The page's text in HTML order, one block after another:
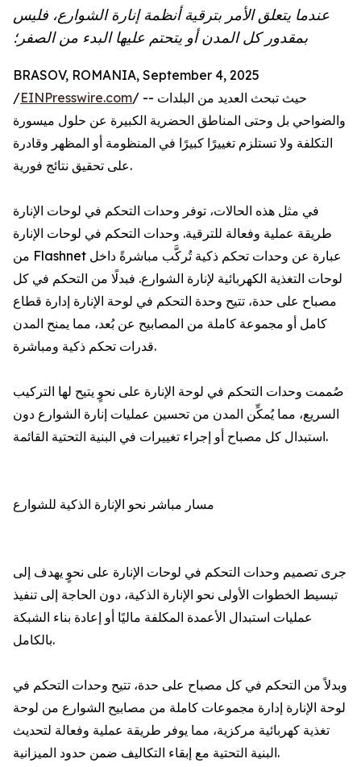
عندما يتعلق الأمر بترقية أنظمة إنارة الشوارع، فليس
بمقدور كل المدن أو يتحتم عليها البدء من الصفر؛
BRASOV, ROMANIA, September 4, 2025
/EINPresswire.com/ -- حيث تبحث العديد من البلدات
والضواحي بل وحتى المناطق الحضرية الكبيرة عن حلول ميسورة
التكلفة ولا تستلزم تغييرًا كبيرًا في المنظومة أو المظهر وقادرة
على تحقيق نتائج فورية.
في مثل هذه الحالات، توفر وحدات التحكم في لوحات الإنارة
طريقة عملية وفعالة للترقية. وحدات التحكم في لوحات الإنارة
من Flashnet عبارة عن وحدات تحكم ذكية تُركَّب مباشرةً داخل
لوحات التغذية الكهربائية لإنارة الشوارع. فبدلًا من التحكم في كل
مصباح على حدة، تتيح وحدة التحكم في لوحة الإنارة إدارة قطاع
كامل أو مجموعة كاملة من المصابيح عن بُعد، مما يمنح المدن
قدرات تحكم ذكية ومباشرة.
صُممت وحدات التحكم في لوحة الإنارة على نحوٍ يتيح لها التركيب
السريع، مما يُمكِّن المدن من تحسين عمليات إنارة الشوارع دون
استبدال كل مصباح أو إجراء تغييرات في البنية التحتية القائمة.
مسار مباشر نحو الإنارة الذكية للشوارع
جرى تصميم وحدات التحكم في لوحات الإنارة على نحوٍ يهدف إلى
تبسيط الخطوات الأولى نحو الإنارة الذكية، دون الحاجة إلى تنفيذ
عمليات استبدال الأعمدة المكلفة ماليًا أو إعادة بناء الشبكة
بالكامل.
وبدلاً من التحكم في كل مصباح على حدة، تتيح وحدات التحكم في
لوحة الإنارة إدارة مجموعات كاملة من مصابيح الشوارع من لوحة
تغذية كهربائية مركزية، مما يوفر طريقة عملية وفعالة لتحديث
البنية التحتية مع إبقاء التكاليف ضمن حدود الميزانية.